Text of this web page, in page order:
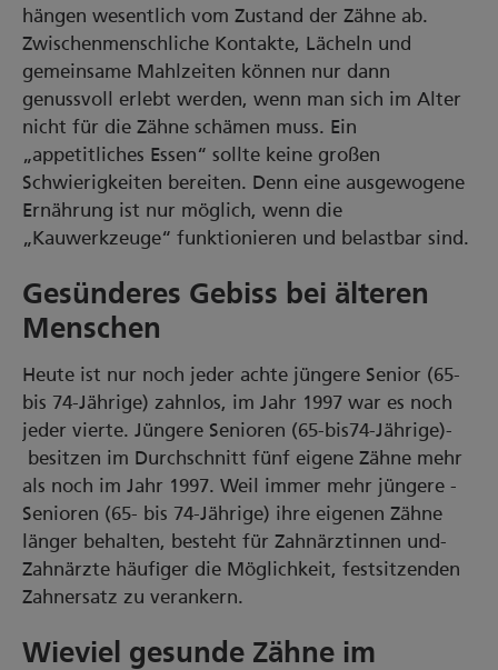
hängen wesentlich vom Zustand der Zähne ab.
Zwischenmenschliche Kontakte, Lächeln und
gemeinsame Mahlzeiten können nur dann
genussvoll erlebt werden, wenn man sich im Alter
nicht für die Zähne schämen muss. Ein
„appetitliches Essen“ sollte keine großen
Schwierigkeiten bereiten. Denn eine ausgewogene
Ernährung ist nur möglich, wenn die
„Kauwerkzeuge“ funktionieren und belastbar sind.
Gesünderes Gebiss bei älteren
Menschen
Heute­ ist ­nur ­noch­ jeder­ achte­ jüngere­ Senior (65-
bis 74-Jährige) zahnlos, im Jahr 1997 war es noch
jeder vierte. Jüngere ­Senioren ­(65-­bis­74-Jährige)­
besitzen im Durchschnitt fünf eigene Zähne mehr
als noch im Jahr 1997. Weil­ immer ­mehr ­jüngere ­
Senioren­ (65- bis 74-Jährige) ihre eigenen Zähne
länger behalten, besteht für Zahnärzti­nnen­ und­
Zahnärzte­ häufiger­ die Möglichkeit, festsitzenden
Zahnersatz zu verankern.
Wieviel gesunde Zähne im